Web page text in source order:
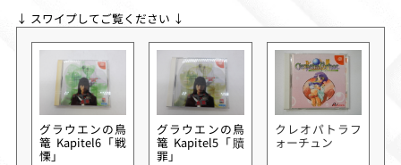
↓ スワイプしてご覧ください ↓
グラウエンの鳥
篭 Kapitel6「戦
慄」
グラウエンの鳥
篭 Kapitel5「贖
罪」
クレオパトラフ
ォーチュン